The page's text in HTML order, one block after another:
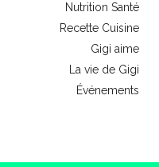
Nutrition Santé
Recette Cuisine
Gigi aime
La vie de Gigi
Événements